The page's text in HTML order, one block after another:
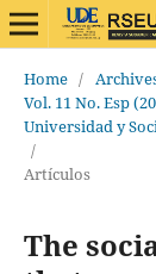
Home /
Vol. 11 No. Esp
Universidad y
/
Artículos
The